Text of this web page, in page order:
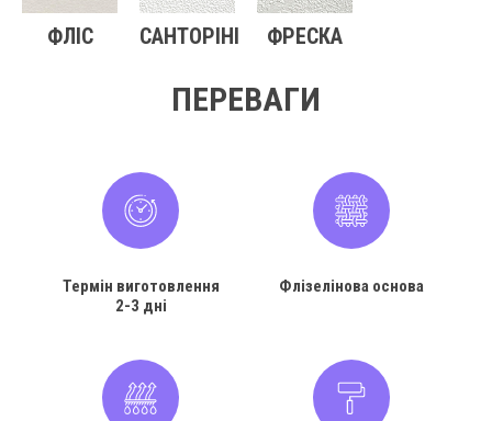
ФЛІС САНТОРІНІ ФРЕСКА
ПЕРЕВАГИ
Термін виготовлення
2-3 дні
Флізелінова основа